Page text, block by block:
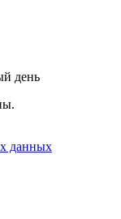
день
данных